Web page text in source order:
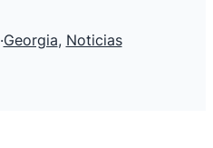
·Georgia, Noticias